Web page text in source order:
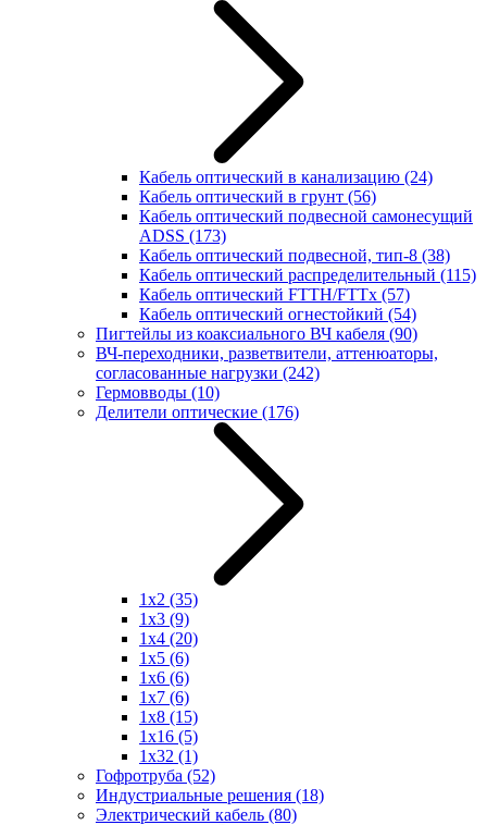
Кабель оптический в канализацию (24)
Кабель оптический в грунт (56)
Кабель оптический подвесной самонесущий
ADSS (173)
Кабель оптический подвесной, тип-8 (38)
Кабель оптический распределительный (115)
Кабель оптический FTTH/FTTx (57)
Кабель оптический огнестойкий (54)
Пигтейлы из коаксиального ВЧ кабеля (90)
ВЧ-переходники, разветвители, аттенюаторы,
согласованные нагрузки (242)
Гермовводы (10)
Делители оптические (176)
1x2 (35)
1x3 (9)
1x4 (20)
1x5 (6)
1x6 (6)
1x7 (6)
1x8 (15)
1x16 (5)
1x32 (1)
Гофротруба (52)
Индустриальные решения (18)
Электрический кабель (80)